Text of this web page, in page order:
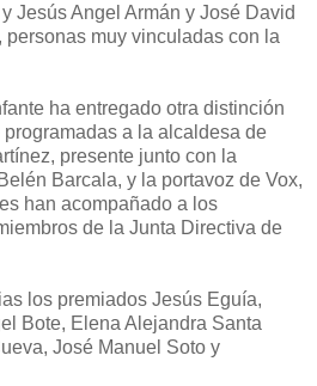
Jesús Angel Armán y José David
muy vinculadas con la
ha entregado otra distinción
programadas a la alcaldesa de
presente junto con la
Barcala, y la portavoz de Vox,
han acompañado a los
de la Junta Directiva de
los premiados Jesús Eguía,
Bote, Elena Alejandra Santa
José Manuel Soto y